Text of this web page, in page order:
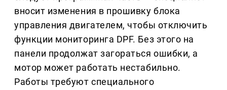
вносит изменения в прошивку блока
управления двигателем, чтобы отключить
функции мониторинга DPF. Без этого на
панели продолжат загораться ошибки, а
мотор может работать нестабильно.
Работы требуют специального